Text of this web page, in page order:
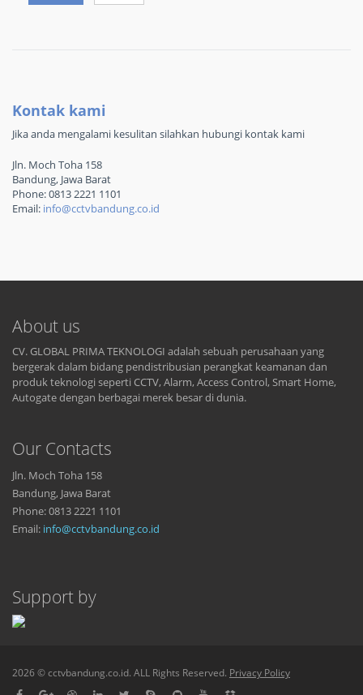
Kontak kami
Jika anda mengalami kesulitan silahkan hubungi kontak kami
Jln. Moch Toha 158
Bandung, Jawa Barat
Phone: 0813 2221 1101
Email: info@cctvbandung.co.id
About us
CV. GLOBAL PRIMA TEKNOLOGI adalah sebuah perusahaan yang
bergerak dalam bidang pendistribusian perangkat keamanan dan
produk teknologi seperti CCTV, Alarm, Access Control, Smart Home,
Autogate dengan berbagai merek besar di dunia.
Our Contacts
Jln. Moch Toha 158
Bandung, Jawa Barat
Phone: 0813 2221 1101
Email: info@cctvbandung.co.id
Support by
2026 © cctvbandung.co.id. ALL Rights Reserved. Privacy Policy